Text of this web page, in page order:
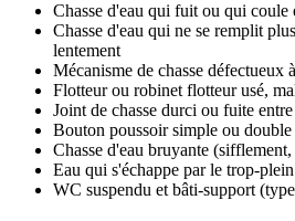
Chasse d'eau qui fuit ou qui coule
Chasse d'eau qui ne se remplit
lentement
Mécanisme de chasse défectueux
Flotteur ou robinet flotteur usé,
Joint de chasse durci ou fuite
Bouton poussoir simple ou
Chasse d'eau bruyante
Eau qui s'échappe par le trop-
WC suspendu et bâti-support